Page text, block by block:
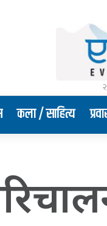
कला / साहित्य